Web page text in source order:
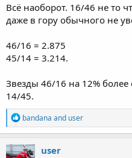
Всё наоборот. 16/46 не то
даже в гору обычного не
46/16 = 2.875
45/14 = 3.214.
Звезды 46/16 на 12%
14/45.
R
e
a
c
t
bandana and user
user